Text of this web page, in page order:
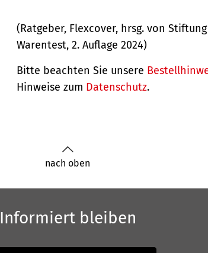
(Ratgeber, Flexcover, hrsg. von Stiftung
Warentest, 2. Auflage 2024)
Bitte beachten Sie unsere
Hinweise zum Datenschutz.
nach oben
Informiert bleiben